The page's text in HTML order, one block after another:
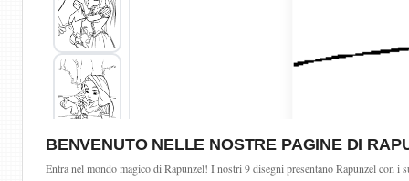
BENVENUTO NELLE NOSTRE PAGINE DI
Entra nel mondo magico di Rapunzel! I nostri 9 disegni presentano Rapunzel con